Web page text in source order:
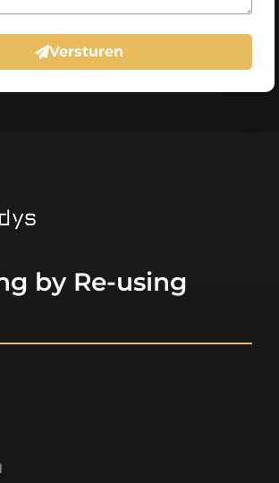
Versturen
by Re-using